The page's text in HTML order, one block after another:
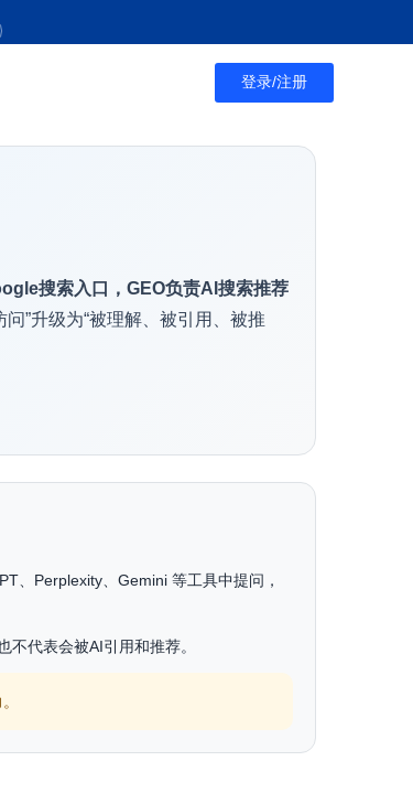
登录/注册
搜索入口，GEO负责AI搜索推荐
”升级为“被理解、被引用、被推
、Perplexity、Gemini 等工具中提问，
代表会被AI引用和推荐。